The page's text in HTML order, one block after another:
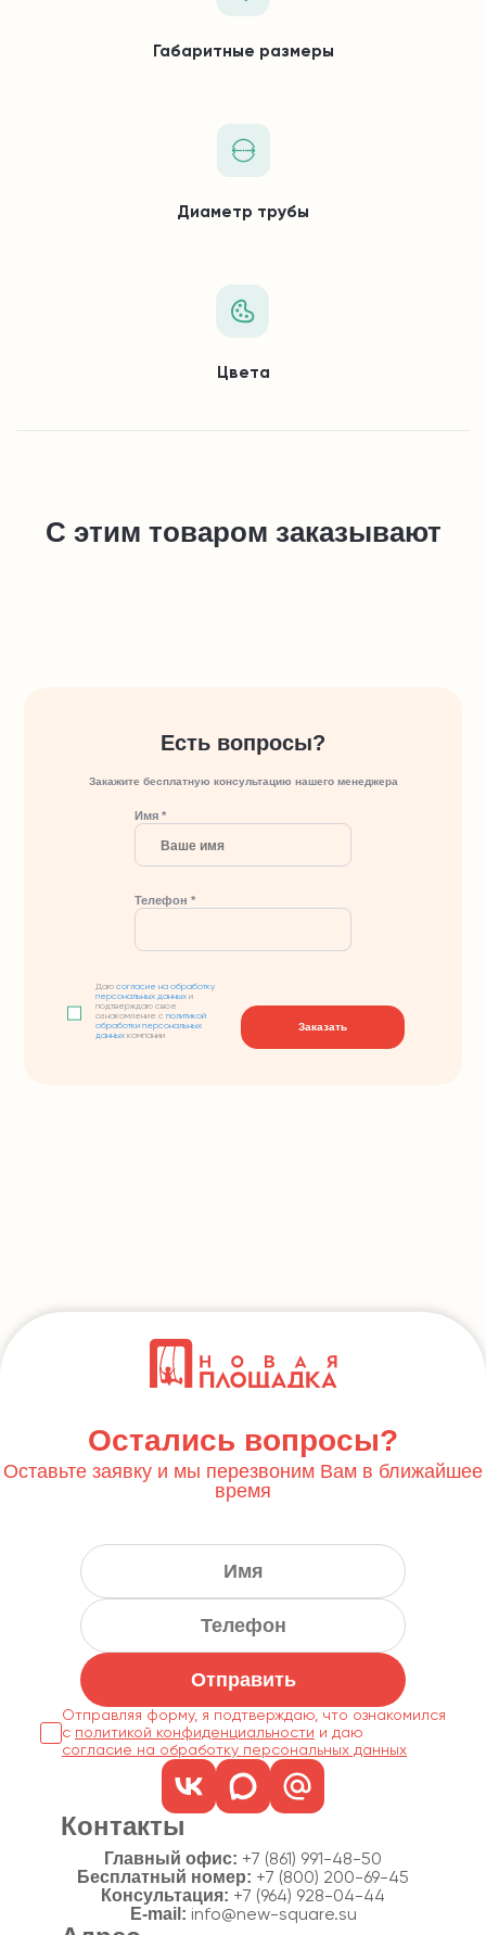
Габаритные размеры
Диаметр трубы
Цвета
С этим товаром заказывают
Есть вопросы?
Закажите бесплатную консультацию нашего менеджера
Имя *
Телефон *
Даюсогласие на обработку
персональных данных и
подтверждаю свое
ознакомление сполитикой
обработки персональных
данных компании
Заказать
Остались вопросы?
Оставьте заявку и мы перезвоним Вам в ближайшее
время
Отправить
Отправляя форму, я подтверждаю, что ознакомился
с политикой конфиденциальности
согласие на обработку персональных данных
Контакты
Главный офис: +7 (861) 991-48-50
Бесплатный номер: +7 (800) 200-69-45
Консультация: +7 (964) 928-04-44
E-mail: info@new-square.su